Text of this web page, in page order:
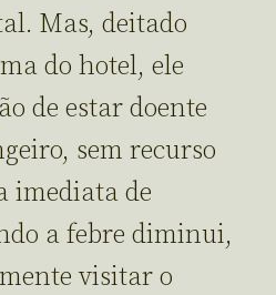
Mas, deitado
do hotel, ele
de estar doente
sem recurso
imediata de
a febre diminui,
visitar o